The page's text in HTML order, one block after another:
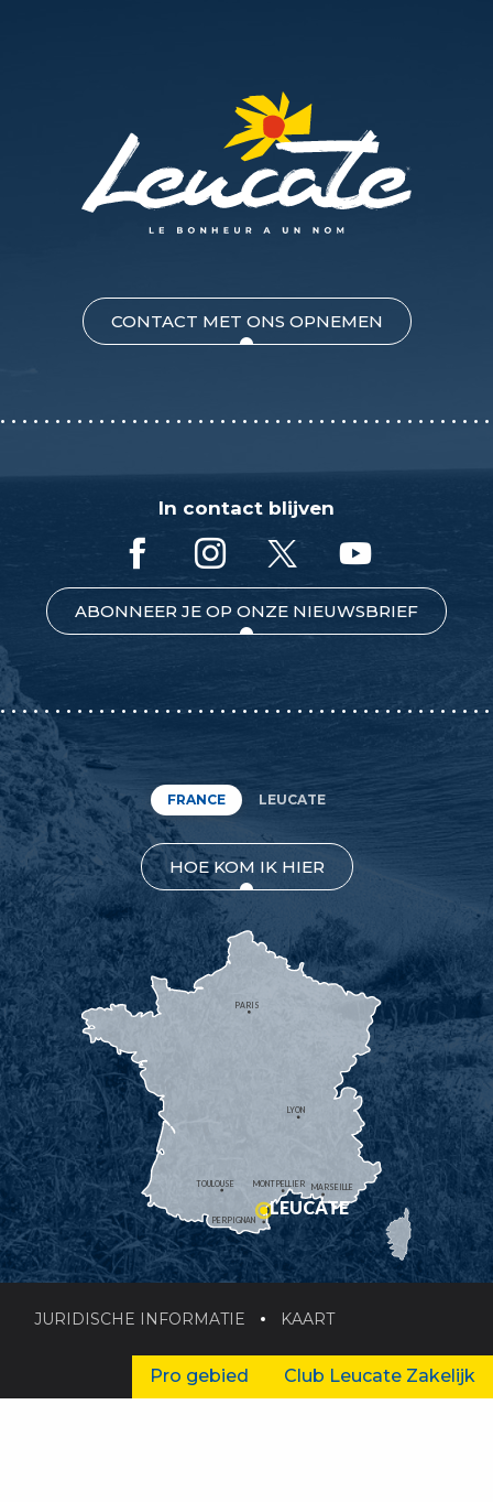
CONTACT MET ONS OPNEMEN
In contact blijven
ABONNEER JE OP ONZE NIEUWSBRIEF
FRANCE LEUCATE
HOE KOM IK HIER
MONTPELLIER
PERPIGNAN
MARSEILLE
TOULOUSE
LYON
PARIS
LEUCATE
JURIDISCHE INFORMATIE KAART
Pro gebied Club Leucate Zakelijk